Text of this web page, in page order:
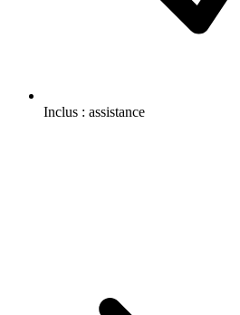
Inclus : assistance